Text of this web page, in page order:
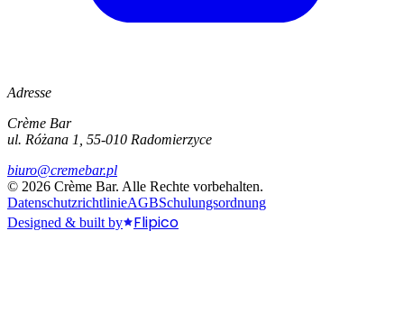
Adresse
Crème Bar
ul. Różana 1, 55-010 Radomierzyce
biuro@cremebar.pl
© 2026 Crème Bar. Alle Rechte vorbehalten.
DatenschutzrichtlinieAGBSchulungsordnung
Designed & built by
Flipico